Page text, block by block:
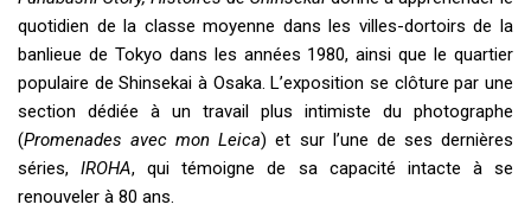
quotidien de la classe moyenne dans les villes-dortoirs de la
banlieue de Tokyo dans les années 1980, ainsi que le quartier
populaire de Shinsekai à Osaka. L’exposition se clôture par une
section dédiée à un travail plus intimiste du photographe
(Promenades avec mon Leica) et sur l’une de ses dernières
séries,IROHA, qui témoigne de sa capacité intacte à se
renouveler à 80 ans.